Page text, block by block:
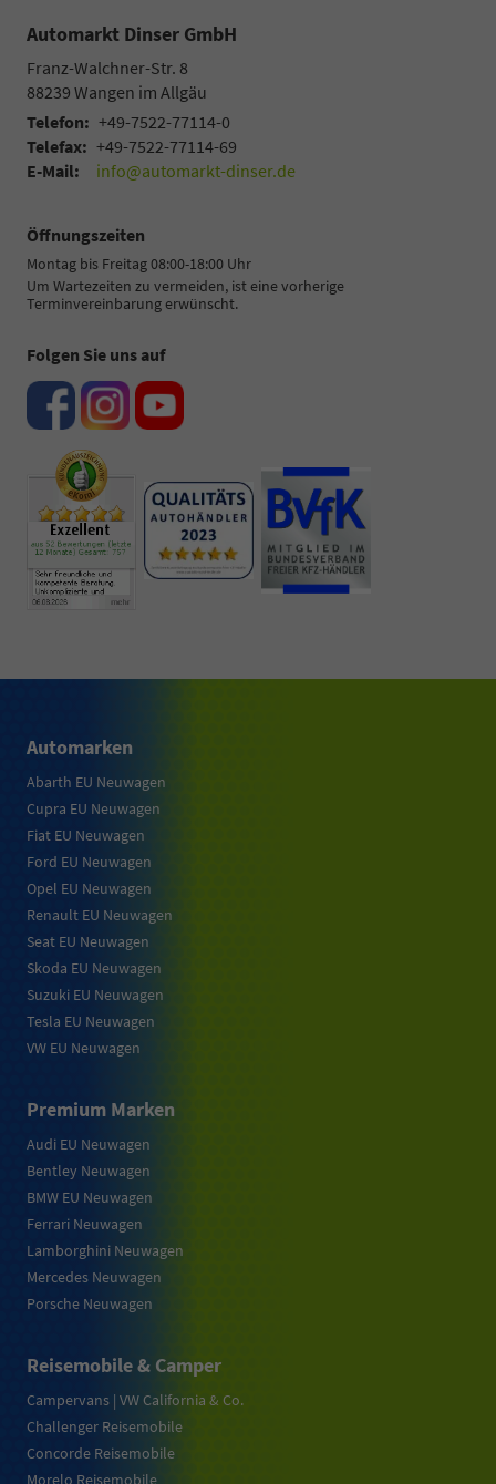
Automarkt Dinser GmbH
Franz-Walchner-Str. 8
88239 Wangen im Allgäu
Telefon: +49-7522-77114-0
Telefax: +49-7522-77114-69
E-Mail:
info@automarkt-dinser.de
Öffnungszeiten
Montag bis Freitag 08:00-18:00 Uhr
Um Wartezeiten zu vermeiden, ist eine vorherige
Terminvereinbarung erwünscht.
Folgen Sie uns auf
Automarken
Abarth EU Neuwagen
Cupra EU Neuwagen
Fiat EU Neuwagen
Ford EU Neuwagen
Opel EU Neuwagen
Renault EU Neuwagen
Seat EU Neuwagen
Skoda EU Neuwagen
Suzuki EU Neuwagen
Tesla EU Neuwagen
VW EU Neuwagen
Premium Marken
Audi EU Neuwagen
Bentley Neuwagen
BMW EU Neuwagen
Ferrari Neuwagen
Lamborghini Neuwagen
Mercedes Neuwagen
Porsche Neuwagen
Reisemobile & Camper
Campervans | VW California & Co.
Challenger Reisemobile
Concorde Reisemobile
Morelo Reisemobile